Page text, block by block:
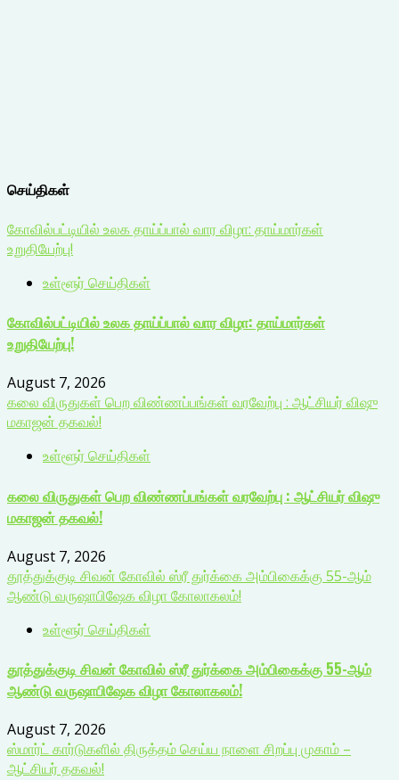
செய்திகள்
கோவில்பட்டியில் உலக தாய்ப்பால் வார விழா: தாய்மார்கள்
உறுதியேற்பு!
உள்ளூர் செய்திகள்
கோவில்பட்டியில் உலக தாய்ப்பால் வார விழா: தாய்மார்கள்
உறுதியேற்பு!
August 7, 2026
கலை விருதுகள் பெற விண்ணப்பங்கள் வரவேற்பு : ஆட்சியர் விஷு
மகாஜன் தகவல்!
உள்ளூர் செய்திகள்
கலை விருதுகள் பெற விண்ணப்பங்கள் வரவேற்பு : ஆட்சியர் விஷு
மகாஜன் தகவல்!
August 7, 2026
தூத்துக்குடி சிவன் கோவில் ஸ்ரீ துர்க்கை அம்பிகைக்கு 55-ஆம்
ஆண்டு வருஷாபிஷேக விழா கோலாகலம்!
உள்ளூர் செய்திகள்
தூத்துக்குடி சிவன் கோவில் ஸ்ரீ துர்க்கை அம்பிகைக்கு 55-ஆம்
ஆண்டு வருஷாபிஷேக விழா கோலாகலம்!
August 7, 2026
ஸ்மார்ட் கார்டுகளில் திருத்தம் செய்ய நாளை சிறப்பு முகாம் –
ஆட்சியர் தகவல்!